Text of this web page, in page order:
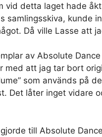
vid detta laget hade
samlingsskiva, kunde
Då ville Lasse att
av Absolute
med att jag tar bort
som används på
Det låter inget vidare
till Absolute